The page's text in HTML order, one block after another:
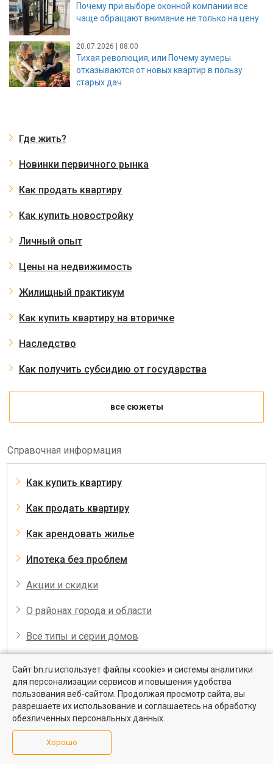
Почему при выборе оконной компании все
чаще обращают внимание не только на цену
20.07.2026 | 08:00
Тихая революция, или Почему зумеры
отказываются от новых квартир в пользу
старых дач
Где жить?
Новинки первичного рынка
Как продать квартиру
Как купить новостройку
Личный опыт
Цены на недвижимость
Жилищный практикум
Как купить квартиру на вторичке
Наследство
Как получить субсидию от государства
все сюжеты
Справочная информация
Как купить квартиру
Как продать квартиру
Как арендовать жилье
Ипотека без проблем
Акции и скидки
О районах города и области
Все типы и серии домов
все пошаговые инструкции
Купить квартиру
1-комнатные квартиры
Сайт bn.ru использует файлы «cookie» и системы аналитики
для персонализации сервисов и повышения удобства
пользования веб-сайтом. Продолжая просмотр сайта, вы
разрешаете их использование и соглашаетесь на обработку
обезличенных персональных данных.
Хорошо